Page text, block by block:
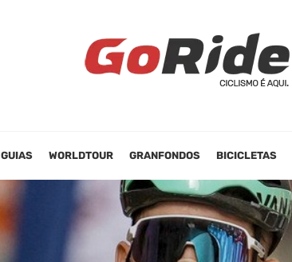
GUIAS WORLDTOUR GRANFONDOS BICICLETAS